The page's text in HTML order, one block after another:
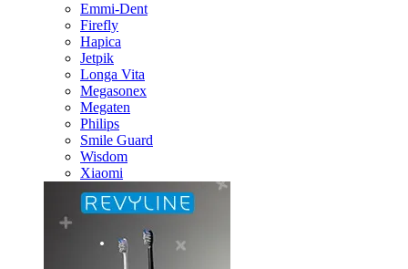
Emmi-Dent
Firefly
Hapica
Jetpik
Longa Vita
Megasonex
Megaten
Philips
Smile Guard
Wisdom
Xiaomi